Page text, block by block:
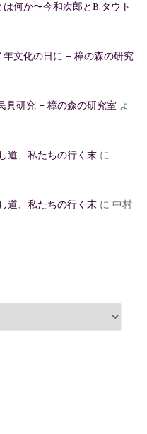
は何か〜今和次郎とB.タウト
年文化の日に – 樟の森の研究
具研究 – 樟の森の研究室 よ
道、私たちの行く末 に
道、私たちの行く末 に 中村